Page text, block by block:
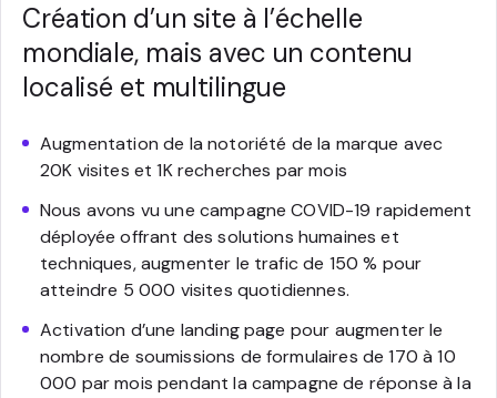
Création d’un site à l’échelle
mondiale, mais avec un contenu
localisé et multilingue
Augmentation de la notoriété de la marque avec
20K visites et 1K recherches par mois
Nous avons vu une campagne COVID-19 rapidement
déployée offrant des solutions humaines et
techniques, augmenter le trafic de 150 % pour
atteindre 5 000 visites quotidiennes.
Activation d’une landing page pour augmenter le
nombre de soumissions de formulaires de 170 à 10
000 par mois pendant la campagne de réponse à la